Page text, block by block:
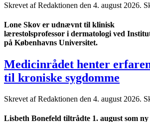
Skrevet af Redaktionen den 4. august 2026.
Lone Skov er udnævnt til klinisk
lærestolsprofessor i dermatologi ved
på Københavns Universitet.
Medicinrådet henter
til kroniske sygdomme
Skrevet af Redaktionen den 4. august 2026.
Lisbeth Bonefeld tiltrådte 1. august som ny